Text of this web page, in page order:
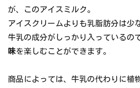
が、このアイスミルク。
アイスクリームよりも乳脂肪分は少
牛乳の成分がしっかり入っているの
味を楽しむことができます。
商品によっては、牛乳の代わりに植